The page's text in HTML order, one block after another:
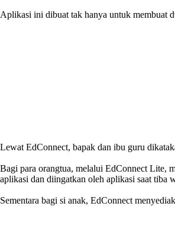
Aplikasi ini dibuat tak hanya untuk membuat
Lewat EdConnect, bapak dan ibu guru
Bagi para orangtua, melalui EdConnect Lite,
aplikasi dan diingatkan oleh aplikasi saat tiba
Sementara bagi si anak, EdConnect